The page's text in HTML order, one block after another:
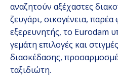
αναζητούν αξέχαστες
ζευγάρι, οικογένεια,
εξερευνητής, το Eurodam
γεμάτη επιλογές και
διασκέδασης,
ταξιδιώτη.